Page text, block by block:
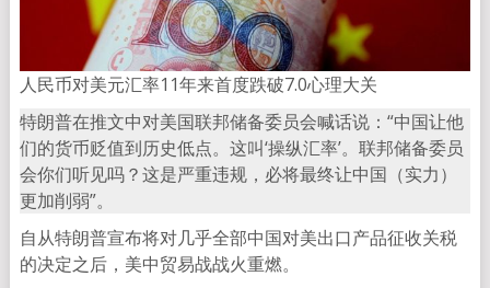
人民币对美元汇率11年来首度跌破7.0心理大关
特朗普在推文中对美国联邦储备委员会喊话说：“中国让他
们的货币贬值到历史低点。这叫‘操纵汇率’。联邦储备委员
会你们听见吗？这是严重违规，必将最终让中国（实力）
更加削弱”。
自从特朗普宣布将对几乎全部中国对美出口产品征收关税
的决定之后，美中贸易战战火重燃。